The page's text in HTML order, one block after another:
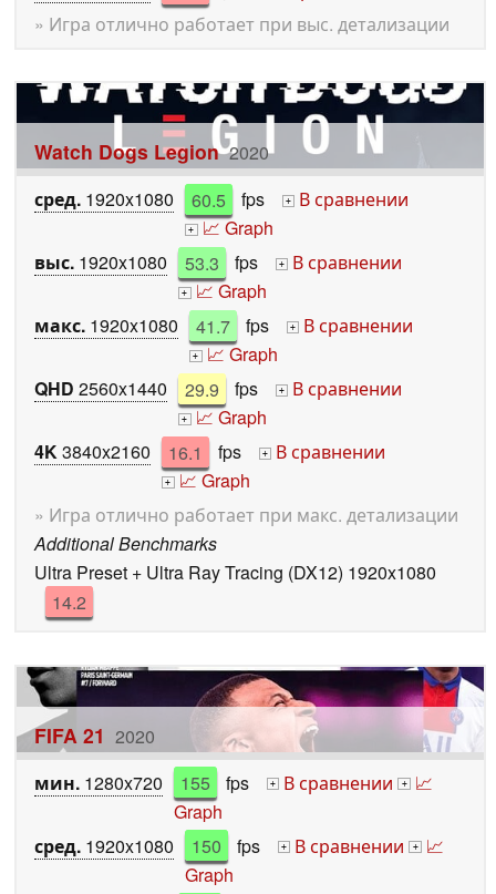
» Игра отлично работает при выс. детализации
Watch Dogs Legion 2020
сред. 1920x1080 60.5 fps + В сравнении
+ 📈 Graph
выс. 1920x1080 53.3 fps + В сравнении
+ 📈 Graph
макс. 1920x1080 41.7 fps + В сравнении
+ 📈 Graph
QHD 2560x1440 29.9 fps + В сравнении
+ 📈 Graph
4K3840x2160 16.1 fps + В сравнении
+ 📈 Graph
» Игра отлично работает при макс. детализации
Additional Benchmarks
Ultra Preset + Ultra Ray Tracing (DX12) 1920x1080
14.2
FIFA 21 2020
мин. 1280x720 155 fps + В сравнении + 📈
Graph
сред. 1920x1080 150 fps + В сравнении + 📈
Graph